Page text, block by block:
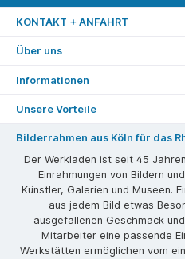
KONTAKT + ANFAHRT
Über uns
Informationen
Unsere Vorteile
Bilderrahmen aus Köln für das
Der Werkladen ist seit 45
Einrahmungen von Bildern
Künstler, Galerien und Museen.
aus jedem Bild etwas
ausgefallenen Geschmack
Mitarbeiter eine passende
Werkstätten ermöglichen vom